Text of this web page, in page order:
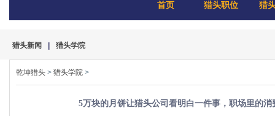
首页 猎头职位 猎
猎头新闻 猎头学院
乾坤猎头 > 猎头学院 >
5万块的月饼让猎头公司看明白一件事，职场里的